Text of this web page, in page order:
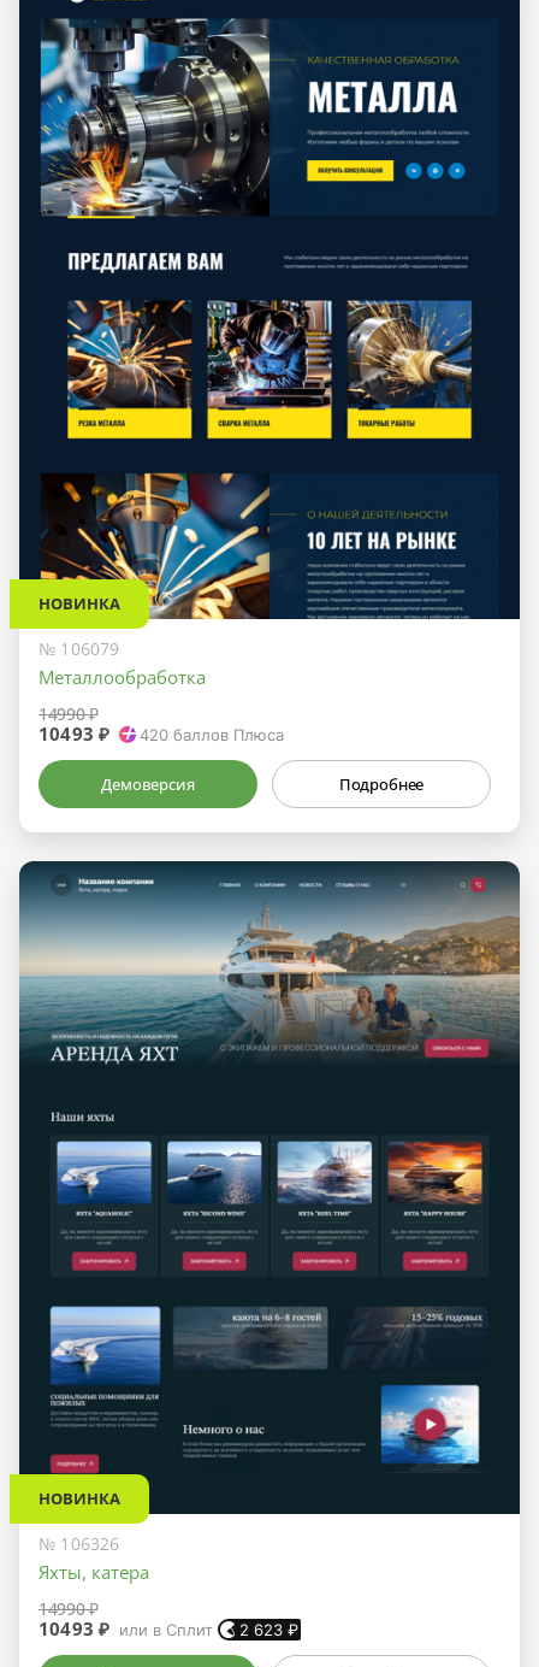
НОВИНКА
№ 106079
Металлообработка
14990 ₽
10493 ₽ 420 баллов Плюса
Демоверсия Подробнее
НОВИНКА
№ 106326
Яхты, катера
14990 ₽
10493 ₽ или в Сплит 2 623 ₽